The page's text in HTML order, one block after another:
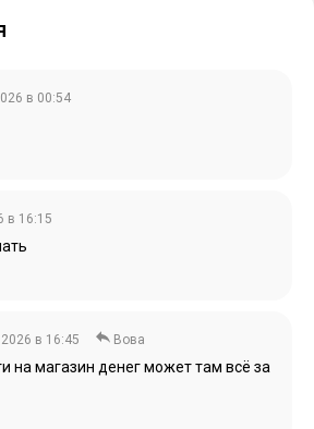
в 00:54
в 16:15
в 16:45 Вова
на магазин денег может там всё за